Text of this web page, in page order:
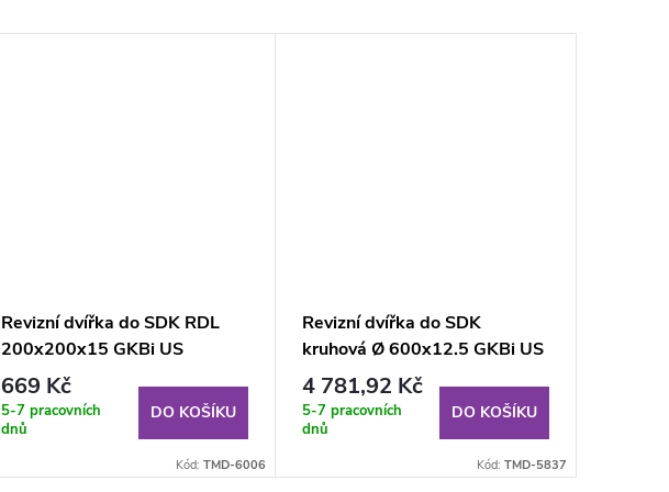
Revizní dvířka do SDK RDL
200x200x15 GKBi US
669 Kč
5-7 pracovních
dnů
DO KOŠÍKU
Kód: TMD-6006
Revizní dvířka do SDK
kruhová Ø 600x12.5 GKBi US
4 781,92 Kč
5-7 pracovních
dnů
DO KOŠÍKU
Kód: TMD-5837